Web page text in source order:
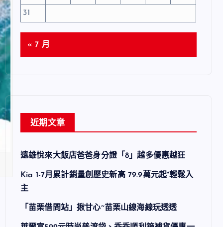
31
« 7 月
近期文章
遠雄悅來大飯店爸爸身分證「8」越多優惠越狂
Kia 1-7月累計銷量創歷史新高 79.9萬元起*輕鬆入
主
「苗栗借問站」揪甘心~苗栗山線海線玩透透